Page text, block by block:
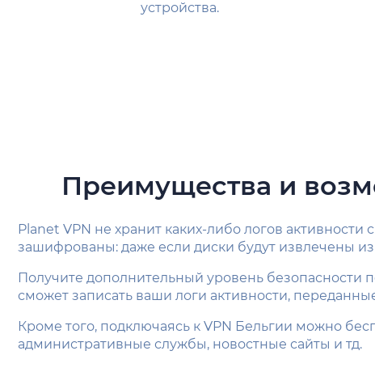
устройства.
Преимущества и
Planet VPN не хранит каких-либо логов
зашифрованы: даже если диски будут извлечены
Получите дополнительный уровень безопасности
сможет записать ваши логи активности,
Кроме того, подключаясь к VPN Бельгии можно
административные службы, новостные сайты и тд.